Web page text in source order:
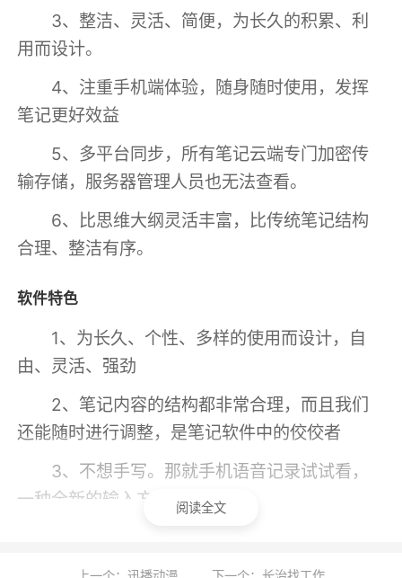
3、整洁、灵活、简便，为长久的积累、利
用而设计。
4、注重手机端体验，随身随时使用，发挥
笔记更好效益
5、多平台同步，所有笔记云端专门加密传
输存储，服务器管理人员也无法查看。
6、比思维大纲灵活丰富，比传统笔记结构
合理、整洁有序。
软件特色
1、为长久、个性、多样的使用而设计，自
由、灵活、强劲
2、笔记内容的结构都非常合理，而且我们
还能随时进行调整，是笔记软件中的佼佼者
3、不想手写。那就手机语音记录试试看，
一种全新的输入方式
阅读全文